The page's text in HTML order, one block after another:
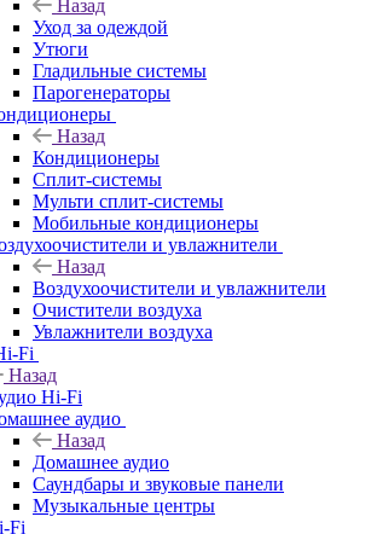
Назад
Уход за одеждой
Утюги
Гладильные системы
Парогенераторы
Назад
Кондиционеры
Сплит-системы
Мульти сплит-системы
Мобильные кондиционеры
и увлажнители
Назад
Воздухоочистители и увлажнители
Очистители воздуха
Увлажнители воздуха
Fi
Назад
Hi-Fi
аудио
Назад
Домашнее аудио
Саундбары и звуковые панели
Музыкальные центры
Fi